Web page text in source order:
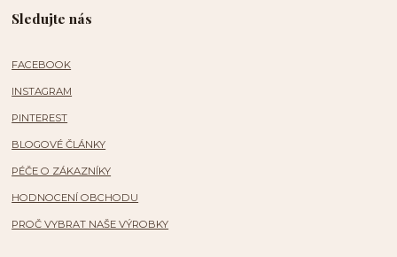
Sledujte nás
FACEBOOK
INSTAGRAM
PINTEREST
BLOGOVÉ ČLÁNKY
PÉČE O ZÁKAZNÍKY
HODNOCENÍ OBCHODU
PROČ VYBRAT NAŠE VÝROBKY